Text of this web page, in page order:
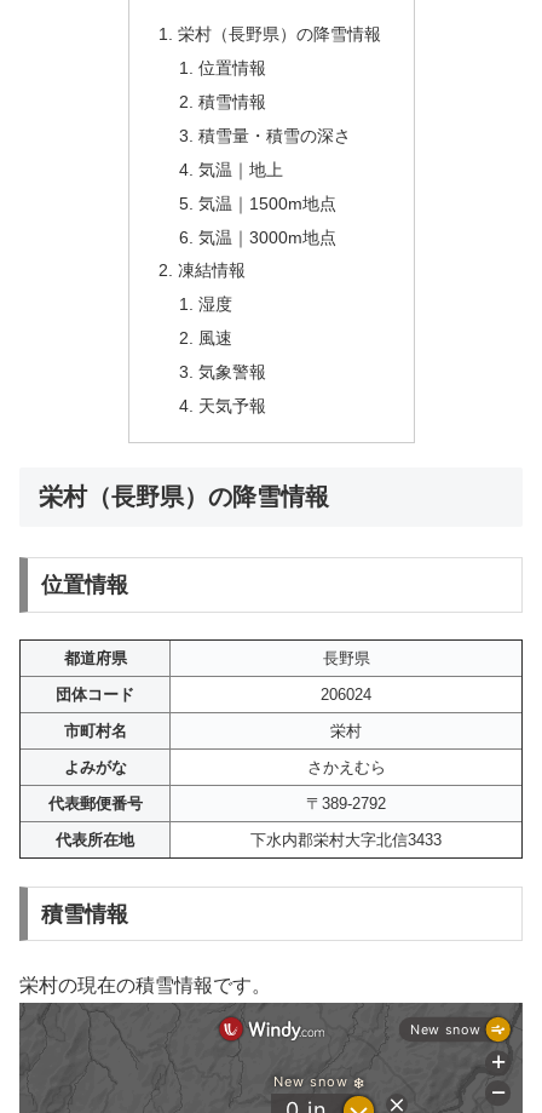
栄村（長野県）の降雪情報
位置情報
積雪情報
積雪量・積雪の深さ
気温｜地上
気温｜1500m地点
気温｜3000m地点
凍結情報
湿度
風速
気象警報
天気予報
栄村（長野県）の降雪情報
位置情報
都道府県
長野県
団体コード
206024
市町村名
栄村
よみがな
さかえむら
代表郵便番号
〒389-2792
代表所在地
下水内郡栄村大字北信3433
積雪情報
栄村の現在の積雪情報です。